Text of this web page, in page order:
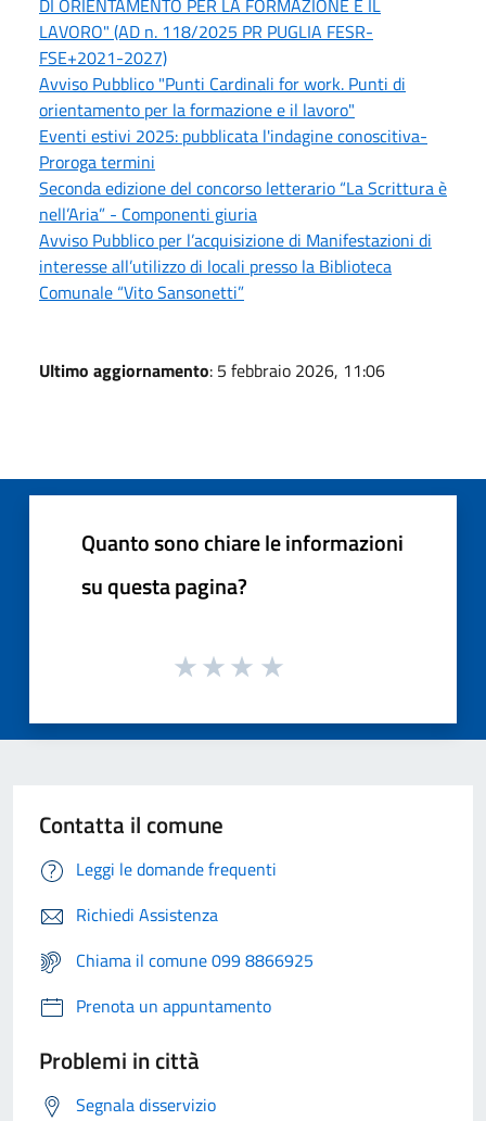
LAVORO" (AD n. 118/2025 PR PUGLIA FESR-
FSE+2021-2027)
Avviso Pubblico "Punti Cardinali for work. Punti di
orientamento per la formazione e il lavoro"
Eventi estivi 2025: pubblicata l'indagine conoscitiva-
Proroga termini
Seconda edizione del concorso letterario “La Scrittura è
nell’Aria” - Componenti giuria
Avviso Pubblico per l’acquisizione di Manifestazioni di
interesse all’utilizzo di locali presso la Biblioteca
Comunale “Vito Sansonetti”
Ultimo aggiornamento: 5 febbraio 2026, 11:06
Quanto sono chiare le informazioni
su questa pagina?
Contatta il comune
Leggi le domande frequenti
Richiedi Assistenza
Chiama il comune 099 8866925
Prenota un appuntamento
Problemi in città
Segnala disservizio